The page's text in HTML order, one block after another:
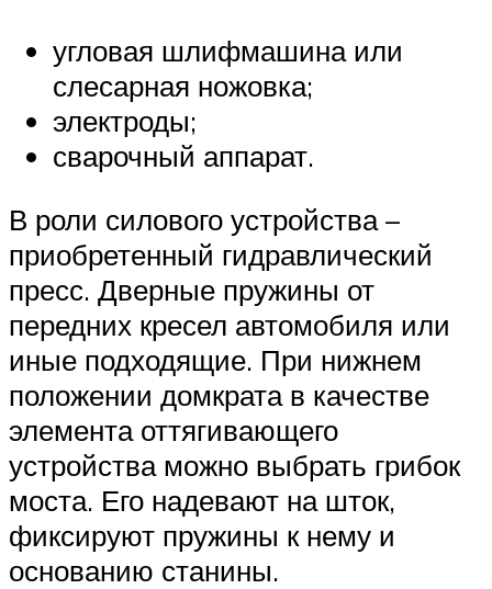
угловая шлифмашина или
слесарная ножовка;
электроды;
сварочный аппарат.
В роли силового устройства –
приобретенный гидравлический
пресс. Дверные пружины от
передних кресел автомобиля или
иные подходящие. При нижнем
положении домкрата в качестве
элемента оттягивающего
устройства можно выбрать грибок
моста. Его надевают на шток,
фиксируют пружины к нему и
основанию станины.